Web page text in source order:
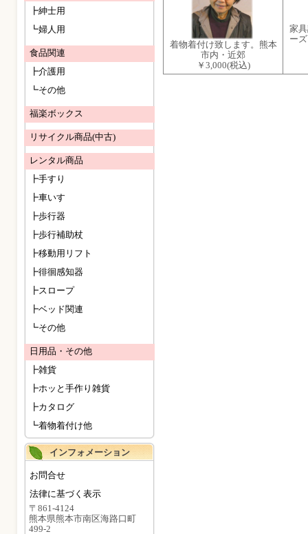
着物着付け致します。熊本
市内・近郊
￥3,000(税込)
家
ー
┣紳士用
┗婦人用
食品関連
┣介護用
┗その他
福楽ボックス
リサイクル商品(中古)
レンタル商品
┣手すり
┣車いす
┣歩行器
┣歩行補助杖
┣移動用リフト
┣徘徊感知器
┣スロープ
┣ベッド関連
┗その他
日用品・その他
┣雑貨
┣ホッと手作り雑貨
┣カタログ
┗着物着付け他
インフォメーション
お問合せ
法律に基づく表示
〒861-4124
熊本県熊本市南区海路口町
499-2